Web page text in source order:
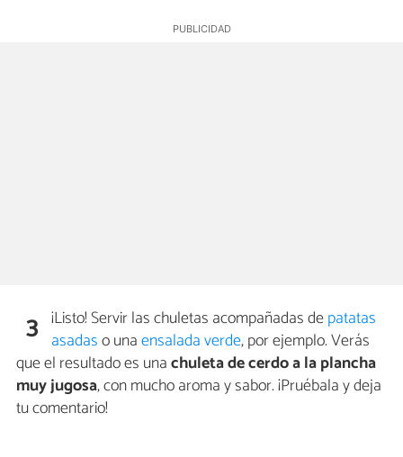
3 ¡Listo! Servir las chuletas acompañadas depatatas
asadaso unaensalada verde, por ejemplo. Verás
que el resultado es unachuleta de cerdo a la plancha
muy jugosa, con mucho aroma y sabor. ¡Pruébala y deja
tu comentario!